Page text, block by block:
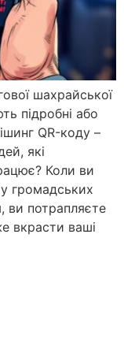
шахрайської
підробні або
QR-коду –
які
Коли ви
громадських
ви потрапляєте
вкрасти ваші